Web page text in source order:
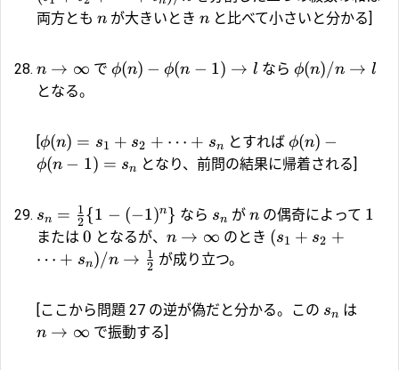
両方とも n が大きいとき n と比べて小さいと分かる]
n → ∞ で ϕ(n) − ϕ(n − 1) → l ならϕ(n)/n → l
となる。
ϕ(n) = s1 + s2 + ⋯ + sn とすれば ϕ(n) −
ϕ(n − 1) = sn となり、前問の結果に帰着される]
sn = 2
1 {1 − (−1)n} なら sn が nの偶奇によって 1
または 0 となるが、 n → ∞ のとき (s1 + s2 +
⋯ + sn)/n → 2
1 が成り立つ。
[ここから問題 27 の逆が偽だと分かる。この sn は
n → ∞ で振動する]